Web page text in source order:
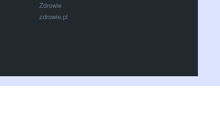
Zdrowie
zdrowie.pl